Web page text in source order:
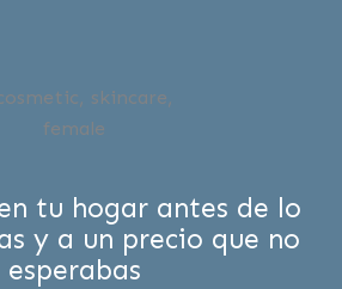
tu hogar antes de lo
y a un precio que no
esperabas